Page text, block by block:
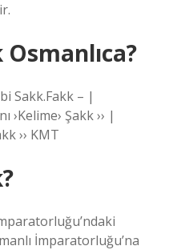
Sakk.Fakk – |
Şakk ›› |
›› KMT
İmparatorluğu’na